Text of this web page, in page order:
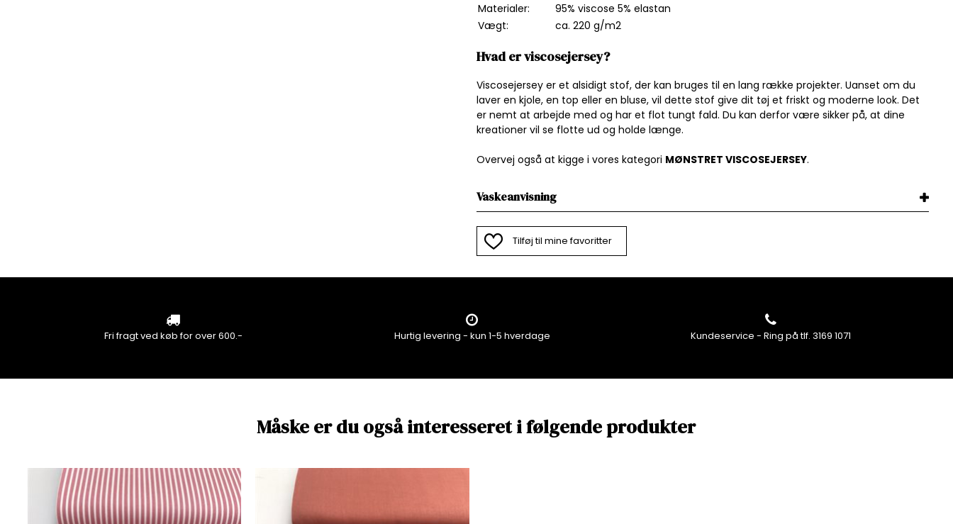
Materialer:
95% viscose 5% elastan
Vægt:
ca. 220 g/m2
Hvad er viscosejersey?
Viscosejersey er et alsidigt stof, der kan bruges til en lang række projekter. Uanset om du
laver en kjole, en top eller en bluse, vil dette stof give dit tøj et friskt og moderne look. Det
er nemt at arbejde med og har et flot tungt fald. Du kan derfor være sikker på, at dine
kreationer vil se flotte ud og holde længe.
Overvej også at kigge i vores kategori MØNSTRET VISCOSEJERSEY.
Vaskeanvisning
Tilføj til mine favoritter
Fri fragt ved køb for over 600.- Hurtig levering - kun 1-5 hverdage Kundeservice - Ring på tlf. 3169 1071
Måske er du også interesseret i følgende produkter